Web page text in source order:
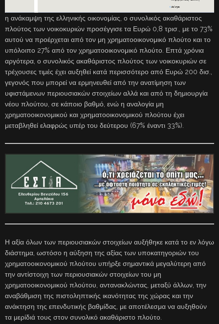
η ανάκαμψη της ελληνικής οικονομίας, ο συνολικός ακαθάριστος
πλούτος των νοικοκυριών προσέγγισε τα Ευρώ 0,8 τρισ., με το 73%
αυτού να προέρχεται από τον μη χρηματοοικονομικό πλούτο και το
υπόλοιπο 27% από τον χρηματοοικονομικό πλούτο. Επτά χρόνια
αργότερα, ο συνολικός ακαθάριστος πλούτος των νοικοκυριών σε
τρέχουσες τιμές έχει αυξηθεί κατά περισσότερο από Ευρώ 200 δισ.,
γεγονός που μπορεί να ερμηνευθεί από την ανατίμηση των
υφιστάμενων περιουσιακών στοιχείων αλλά και από τη δημιουργία
νέου πλούτου, σε κάποιο βαθμό, ενώ η αναλογία μη
χρηματοοικονομικού και χρηματοοικονομικού πλούτου έχει
μεταβληθεί ελαφρώς υπέρ του δεύτερου (67% έναντι 33%).
Η αξία όλων των περιουσιακών στοιχείων αυξήθηκε κατά το εν λόγω
διάστημα, ωστόσο η αύξηση της αξίας των υποκατηγοριών του
χρηματοοικονομικού πλούτου υπήρξε σημαντικά μεγαλύτερη από
την αντίστοιχη των περιουσιακών στοιχείων του μη
χρηματοοικονομικού πλούτου, αντανακλώντας, μεταξύ άλλων, την
αναβάθμιση της πιστοληπτικής ικανότητας της χώρας και την
ανάκτηση της επενδυτικής βαθμίδας, με αποτέλεσμα να αυξηθούν
τα μερίδιά τους στον συνολικό ακαθάριστο πλούτο.